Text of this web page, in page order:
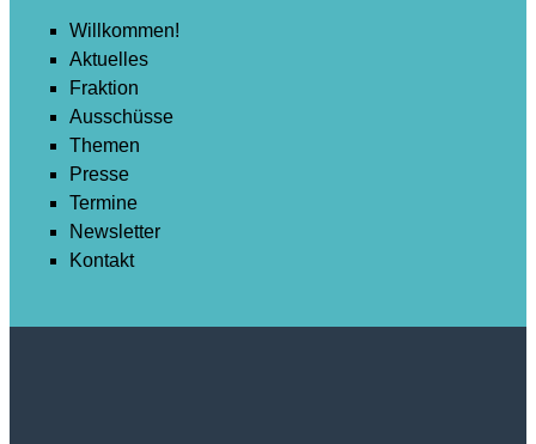
Willkommen!
Aktuelles
Fraktion
Ausschüsse
Themen
Presse
Termine
Newsletter
Kontakt